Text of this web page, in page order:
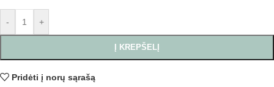
- +
Į KREPŠELĮ
Pridėti į norų sąrašą